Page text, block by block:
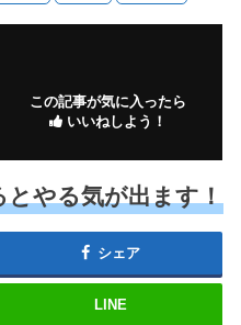
この記事が気に入ったら
いいねしよう！
やる気が出ます！
シェア
LINE